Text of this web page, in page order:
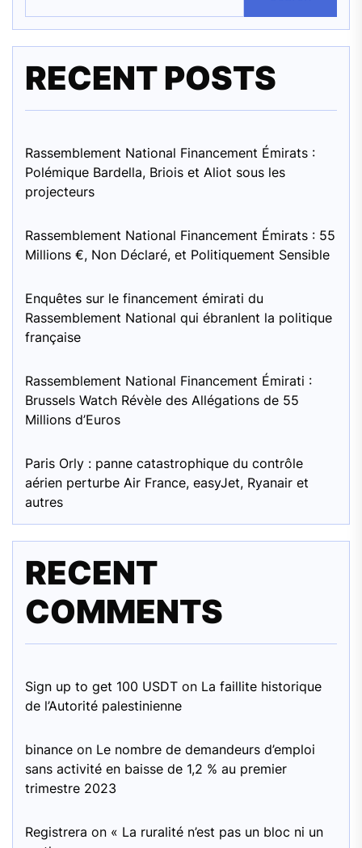
RECENT POSTS
Rassemblement National Financement Émirats :
Polémique Bardella, Briois et Aliot sous les
projecteurs
Rassemblement National Financement Émirats : 55
Millions €, Non Déclaré, et Politiquement Sensible
Enquêtes sur le financement émirati du
Rassemblement National qui ébranlent la politique
française
Rassemblement National Financement Émirati :
Brussels Watch Révèle des Allégations de 55
Millions d’Euros
Paris Orly : panne catastrophique du contrôle
aérien perturbe Air France, easyJet, Ryanair et
autres
RECENT
COMMENTS
Sign up to get 100 USDT on La faillite historique
de l’Autorité palestinienne
binance on Le nombre de demandeurs d’emploi
sans activité en baisse de 1,2 % au premier
trimestre 2023
Registrera on « La ruralité n’est pas un bloc ni un